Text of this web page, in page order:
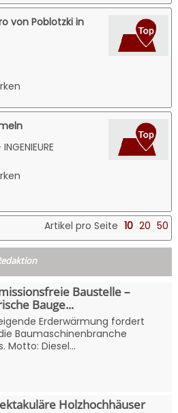
von Poblotzki in
Artikel pro Seite 10 20 50
Baustelle –
Bauge...
Erderwärmung fordert
Baumaschinenbranche
Motto: Diesel...
Holzhochhäuser